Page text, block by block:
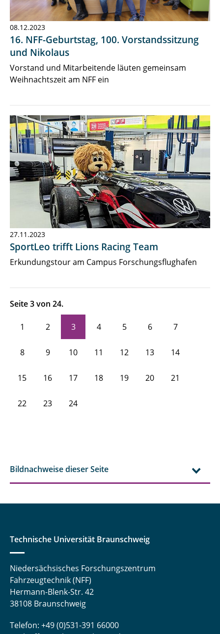
08.12.2023
16. NFF-Geburtstag, 100. Vorstandssitzung
und Nikolaus
Vorstand und Mitarbeitende läuten gemeinsam
Weihnachtszeit am NFF ein
27.11.2023
SportLeo trifft Lions Racing Team
Erkundungstour am Campus Forschungsflughafen
Seite 3 von 24.
1 2 3 4 5 6 7
8 9 10 11 12 13 14
15 16 17 18 19 20 21
22 23 24
Bildnachweise dieser Seite
Technische Universität Braunschweig
Niedersächsisches Forschungszentrum
Fahrzeugtechnik (NFF)
Hermann-Blenk-Str. 42
38108 Braunschweig
Telefon: +49 (0)531-391 66000